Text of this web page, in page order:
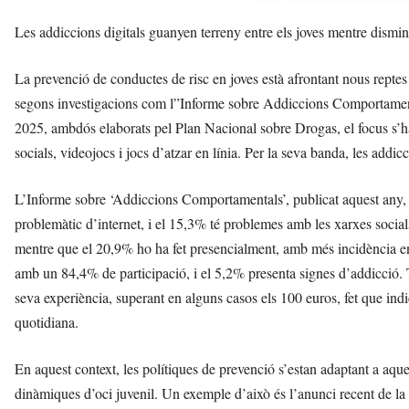
Les addiccions digitals guanyen terreny entre els joves mentre
La prevenció de conductes de risc en joves està afrontant nous
segons investigacions com l”Informe sobre Addiccions
2025, ambdós elaborats pel Plan Nacional sobre Drogas, el focus
socials, videojocs i jocs d’atzar en línia. Per la seva banda, les
L’Informe sobre ‘Addiccions Comportamentals’, publicat aquest
problemàtic d’internet, i el 15,3% té problemes amb les xarxes
mentre que el 20,9% ho ha fet presencialment, amb més incidència
amb un 84,4% de participació, i el 5,2% presenta signes
seva experiència, superant en alguns casos els 100 euros, fet que
quotidiana.
En aquest context, les polítiques de prevenció s’estan adaptant a
dinàmiques d’oci juvenil. Un exemple d’això és l’anunci recent de